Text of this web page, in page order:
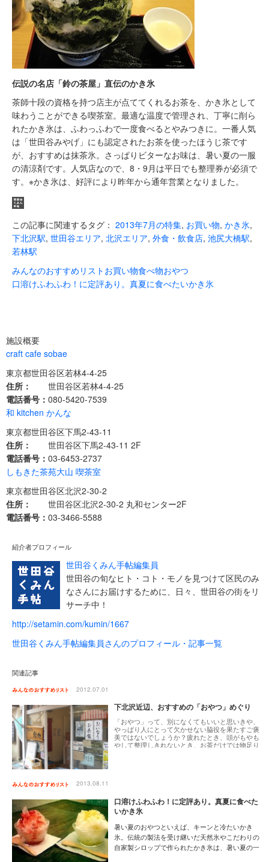
伝説の名店「鈴の茶屋」直伝のかき氷
茶師十段の資格を持つ店主が点ててくれるお茶を、かき氷として
味わうことができる喫茶室。最適な温度で管理され、丁寧に削ら
れたかき氷は、ふわっふわで一度食べるとやみつきに。一番人気
は「世田谷みやげ」にも認定されたお茶を使ったほうじ茶です
が、おすすめは抹茶氷。さっぱりビターなお味は、暑い夏の一服
の清涼剤です。人気店なので、8・9月は平日でも整理券が必須で
す。※かき氷は、好評により昨年から通年営業となりました。
この記事に関連するタグ： 2013年7月の特集, お買い物, かき氷,
下北沢駅, 世田谷エリア, 北沢エリア, 外食・飲食店, 池尻大橋駅,
若林駅
みんなのおすすめリスト お買い物食べ物おやつ
口溶けふわふわ！に定評あり。真夏に食べたいかき氷
施設概要
craft cafe sobae
東京都世田谷区若林4-4-25
住所：
世田谷区若林4-4-25
電話番号： 080-5420-7539
和 kitchen かんな
東京都世田谷区下馬2-43-11
住所：
世田谷区下馬2-43-11 2F
電話番号： 03-6453-2737
しもきた茶苑大山 喫茶室
東京都世田谷区北沢2-30-2
住所：
世田谷区北沢2-30-2 丸和センター2F
電話番号： 03-3466-5588
紹介者プロフィール
世田谷くみん手帖編集員
世田谷の旬なヒト・コト・モノを見つけて区民のみ
なさんにお届けするために、日々、世田谷の街をリ
サーチ中！
http://setamin.com/kumin/1667
世田谷くみん手帖編集員さんのプロフィール・記事一覧
関連記事
2012.07.01
下北沢近辺、おすすめの「おやつ」めぐり
「おやつ」って、別になくてもいいと思いきや、
やっぱり人にとって欠かせない脇役を果たすご褒
美ではないでしょうか？疲れたとき、頭がもやも
やして整理しきれないとき、お茶だけでは物足り
2013.08.11
口溶けふわふわ！に定評あり。真夏に食べた
いかき氷
暑い夏のおやつといえば、キーンと冷たいかき
氷。伝統の製法を受け継いだ天然氷やこだわりの
自家製シロップで作られたかき氷は、暑い夏の一